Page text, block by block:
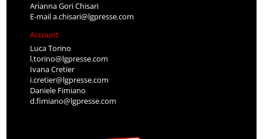
Arianna Gori Chisari
E-maila.chisari@lgpresse.com
Account
Luca Torino
l.torino@lgpresse.com
Ivana Cretier
i.cretier@lgpresse.com
Daniele Fimiano
d.fimiano@lgpresse.com